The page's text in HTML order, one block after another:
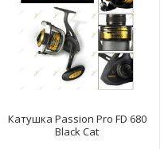
Катушка Passion Pro FD 680
Black Cat